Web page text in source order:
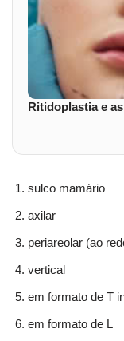
Ritidoplastia e
sulco mamário
axilar
periareolar (ao
vertical
em formato de T
em formato de L